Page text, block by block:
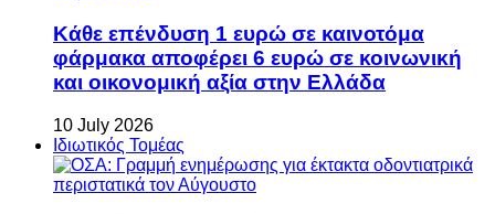
Κάθε επένδυση 1 ευρώ σε καινοτόμα
φάρμακα αποφέρει 6 ευρώ σε κοινωνική
και οικονομική αξία στην Ελλάδα
10 July 2026
Ιδιωτικός Τομέας